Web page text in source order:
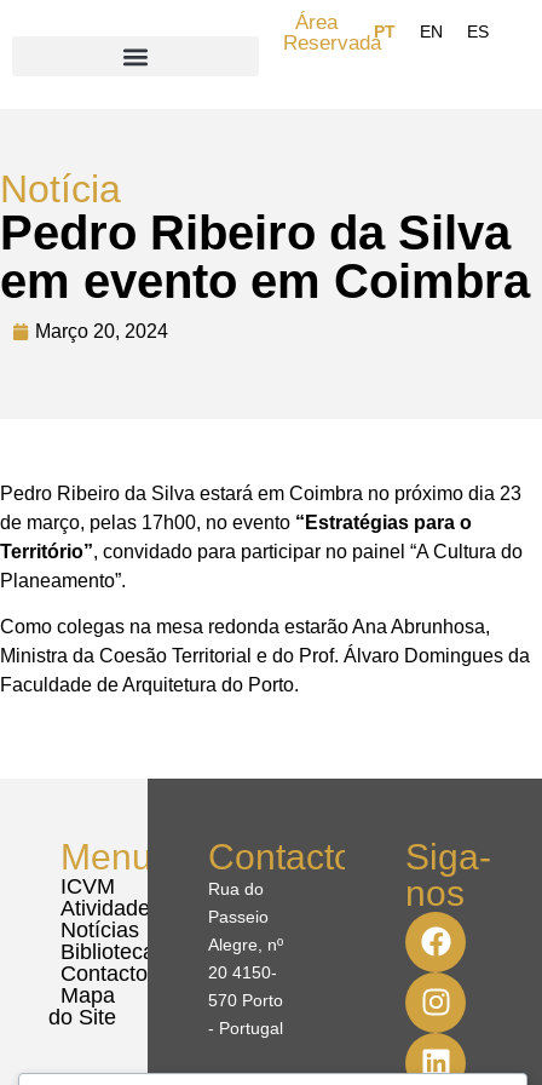
Área
Reservada
Notícia
Pedro Ribeiro da Silva
em evento em Coimbra
Março 20, 2024
Pedro Ribeiro da Silva estará em Coimbra no próximo dia 23
de março, pelas 17h00, no evento “Estratégias para o
Território”, convidado para participar no painel “A Cultura do
Planeamento”.
Como colegas na mesa redonda estarão Ana Abrunhosa,
Ministra da Coesão Territorial e do Prof. Álvaro Domingues da
Faculdade de Arquitetura do Porto.
Menu
ICVM
Atividades
Notícias
Biblioteca
Contactos
Mapa
do Site
Contactos
Rua do
Passeio
Alegre, nº
20 4150-
570 Porto
- Portugal
Siga-
nos